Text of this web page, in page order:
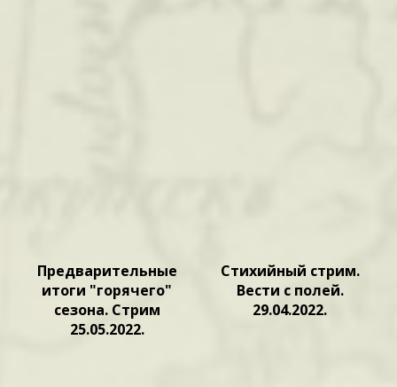
Предварительные
итоги "горячего"
сезона. Стрим
25.05.2022.
Стихийный стрим.
Вести с полей.
29.04.2022.